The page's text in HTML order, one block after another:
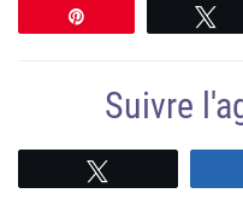
Suivre